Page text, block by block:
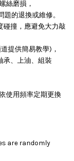
絲磨損，
題的退換或維修。
碰撞，應避免大力敲
提供簡易教學)，
承、上油、組裝
使用頻率定期更換
are randomly